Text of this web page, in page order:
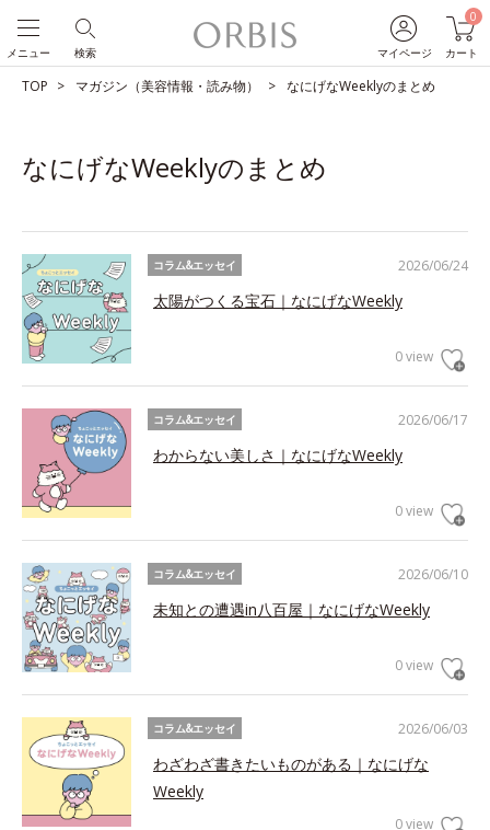
マイページ
0
カート
検索
メニュー
TOP マガジン（美容情報・読み物） なにげなWeeklyのまとめ
なにげなWeeklyのまとめ
2026/06/24
コラム&エッセイ
太陽がつくる宝石｜なにげなWeekly
0 view
2026/06/17
コラム&エッセイ
わからない美しさ｜なにげなWeekly
0 view
2026/06/10
コラム&エッセイ
未知との遭遇in八百屋｜なにげなWeekly
0 view
2026/06/03
コラム&エッセイ
わざわざ書きたいものがある｜なにげな
Weekly
0 view